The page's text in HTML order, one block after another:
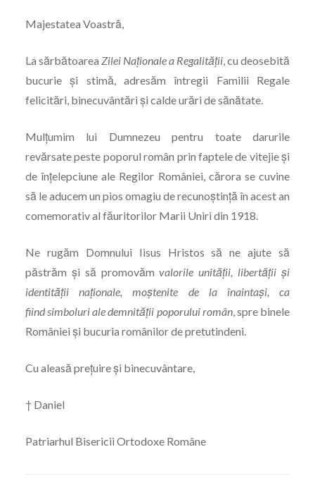
Majestatea Voastră,
La sărbătoarea Zilei Naționale a Regalității, cu deosebită
bucurie şi stimă, adresăm întregii Familii Regale
felicitări, binecuvântări şi calde urări de sănătate.
Mulțumim lui Dumnezeu pentru toate darurile
revărsate peste poporul român prin faptele de vitejie şi
de înțelepciune ale Regilor României, cărora se cuvine
să le aducem un pios omagiu de recunoștință în acest an
comemorativ al făuritorilor Marii Uniri din 1918.
Ne rugăm Domnului Iisus Hristos să ne ajute să
păstrăm şi să promovămvalorile unității, libertății şi
identității naţionale, moștenite de la înaintași, ca
fiindsimboluri ale demnității poporului român, spre binele
României şi bucuria românilor de pretutindeni.
Cu aleasă prețuire şi binecuvântare,
† Daniel
Patriarhul Bisericii Ortodoxe Române